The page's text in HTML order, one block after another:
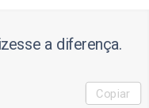
a diferença.
Copiar